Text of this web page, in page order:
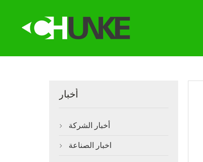
أخبار
 أخبار الشركة
 اخبار الصناعة